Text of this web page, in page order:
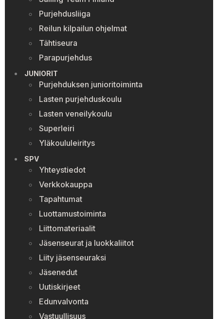
Purjehdusliiga
Reilun kilpailun ohjelmat
Tähtiseura
Parapurjehdus
JUNIORIT
Purjehduksen junioritoiminta
Lasten purjehduskoulu
Lasten veneilykoulu
Superleiri
Yläkoululeiritys
SPV
Yhteystiedot
Verkkokauppa
Tapahtumat
Luottamustoiminta
Liittomateriaalit
Jäsenseurat ja luokkaliitot
Liity jäsenseuraksi
Jäsenedut
Uutiskirjeet
Edunvalvonta
Vastuullisuus